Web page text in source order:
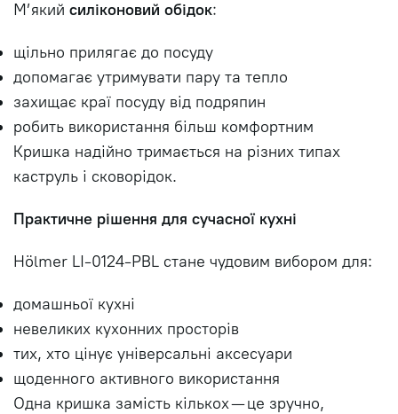
М’який силіконовий обідок:
щільно прилягає до посуду
допомагає утримувати пару та тепло
захищає краї посуду від подряпин
робить використання більш комфортним
Кришка надійно тримається на різних типах
каструль і сковорідок.
Практичне рішення для сучасної кухні
Hölmer LI-0124-PBL стане чудовим вибором для:
домашньої кухні
невеликих кухонних просторів
тих, хто цінує універсальні аксесуари
щоденного активного використання
Одна кришка замість кількох — це зручно,